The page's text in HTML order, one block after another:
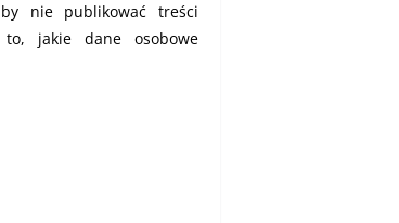
nie publikować treści
to, jakie dane osobowe